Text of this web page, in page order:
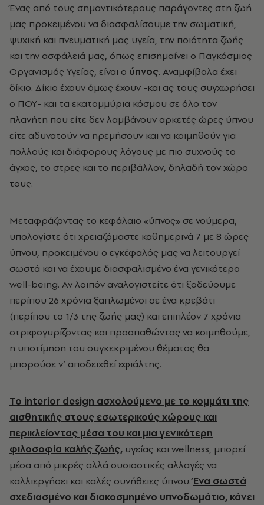
Ένας από τους σημαντικότερους παράγοντες στη ζωή
μας προκειμένου να διασφαλίσουμε την σωματική,
ψυχική και πνευματική μας υγεία, την ποιότητα ζωής
και την ασφάλειά μας, όπως επισημαίνει ο Παγκόσμιος
Οργανισμός Υγείας, είναι ο ύπνος. Αναμφίβολα έχει
δίκιο. Δίκιο έχουν όμως έχουν -και ας τους συγχωρήσει
ο ΠΟΥ- και τα εκατομμύρια κόσμου σε όλο τον
πλανήτη που είτε δεν λαμβάνουν αρκετές ώρες ύπνου
είτε αδυνατούν να ηρεμήσουν και να κοιμηθούν για
πολλούς και διάφορους λόγους με πιο συχνούς το
άγχος, το στρες και το περιβάλλον, δηλαδή τον χώρο
τους.
Μεταφράζοντας το κεφάλαιο «ύπνος» σε νούμερα,
υπολογίστε ότι χρειαζόμαστε καθημερινά 7 με 8 ώρες
ύπνου, προκειμένου ο εγκέφαλός μας να λειτουργεί
σωστά και να έχουμε διασφαλισμένο ένα γενικότερο
well-being. Αν λοιπόν αναλογιστείτε ότι ξοδεύουμε
περίπου 26 χρόνια ξαπλωμένοι σε ένα κρεβάτι
(περίπου το 1/3 της ζωής μας) και επιπλέον 7 χρόνια
στριφογυρίζοντας και προσπαθώντας να κοιμηθούμε,
η υποτίμηση του συγκεκριμένου θέματος θα
μπορούσε ν’ αποδειχθεί εφιάλτης.
Το interior design ασχολούμενο με το κομμάτι της
αισθητικής στους εσωτερικούς χώρους και
περικλείοντας μέσα του και μια γενικότερη
φιλοσοφία καλής ζωής, υγείας και wellness, μπορεί
μέσα από μικρές αλλά ουσιαστικές αλλαγές να
καλλιεργήσει και καλές συνήθειες ύπνου.Ένα σωστά
σχεδιασμένο και διακοσμημένο υπνοδωμάτιο, κάνει